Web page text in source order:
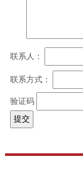
联系人：
联系方式：
验证码